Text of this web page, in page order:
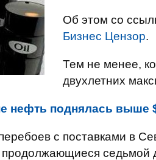
Об этом со
Бизнес Цензор.
Тем не менее,
двухлетних
нефть поднялась выше
с поставками в
седьмой